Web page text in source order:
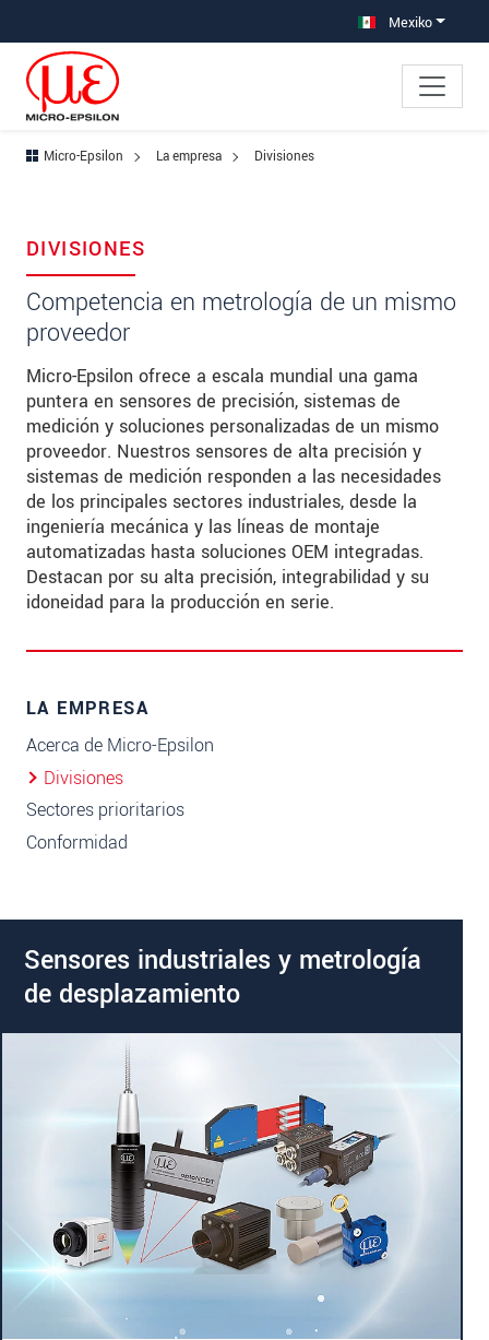
Saltar directamente a la navegación principal Mexiko
Micro-Epsilon La empresa Divisiones
DIVISIONES
Competencia en metrología de un mismo
proveedor
Micro-Epsilon ofrece a escala mundial una gama
puntera en sensores de precisión, sistemas de
medición y soluciones personalizadas de un mismo
proveedor. Nuestros sensores de alta precisión y
sistemas de medición responden a las necesidades
de los principales sectores industriales, desde la
ingeniería mecánica y las líneas de montaje
automatizadas hasta soluciones OEM integradas.
Destacan por su alta precisión, integrabilidad y su
idoneidad para la producción en serie.
LA EMPRESA
Acerca de Micro-Epsilon
Divisiones
Sectores prioritarios
Conformidad
Sensores industriales y metrología
de desplazamiento